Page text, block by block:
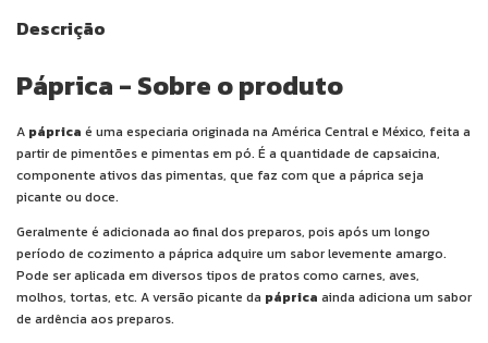
Descrição
Páprica - Sobre o produto
A páprica é uma especiaria originada na América Central e México, feita a
partir de pimentões e pimentas em pó. É a quantidade de capsaicina,
componente ativos das pimentas, que faz com que a páprica seja
picante ou doce.
Geralmente é adicionada ao final dos preparos, pois após um longo
período de cozimento a páprica adquire um sabor levemente amargo.
Pode ser aplicada em diversos tipos de pratos como carnes, aves,
molhos, tortas, etc. A versão picante da páprica ainda adiciona um sabor
de ardência aos preparos.